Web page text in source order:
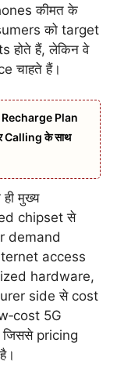
कीमत के
को target
होते हैं, लेकिन वे
चाहते हैं।
Plan
Calling के साथ
मुख्य
chipset से
demand
access
hardware,
side से cost
5G
जिससे pricing